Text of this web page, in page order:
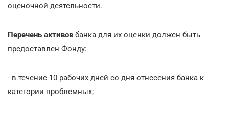
оценочной деятельности.
Перечень активов банка для их оценки должен быть
предоставлен Фонду:
- в течение 10 рабочих дней со дня отнесения банка к
категории проблемных;